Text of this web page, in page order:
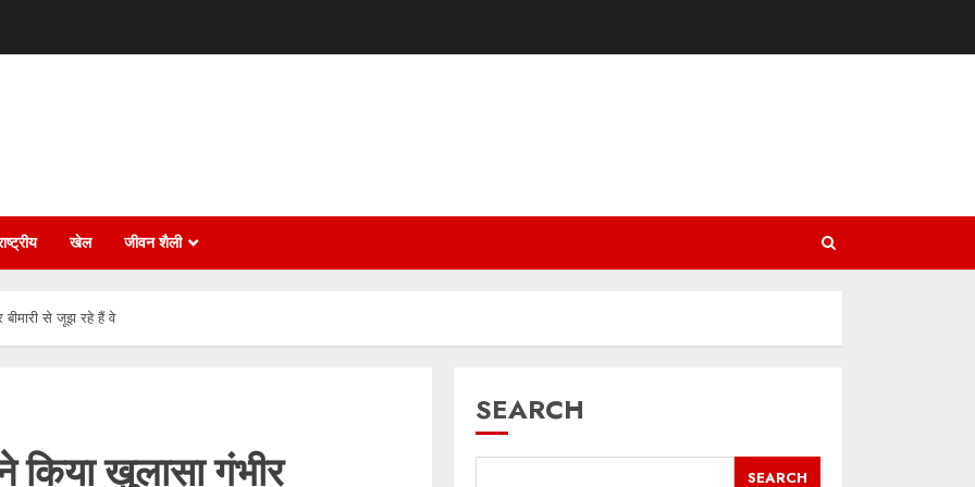
खेल जीवन शैली
से जूझ रहे हैं वे
किया खुलासा गंभीर
SEARCH
SEARCH